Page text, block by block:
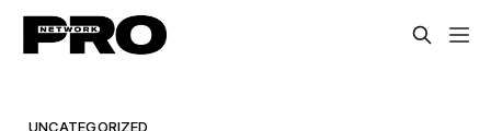
UNCATEGORIZED